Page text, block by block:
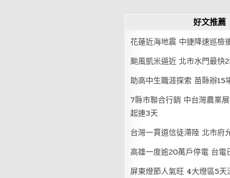
好文推薦
花蓮近海地震 中捷降速巡檢
颱風凱米逼近 北市水門最快
助高中生職涯探索 苗縣辦15
7縣市聯合行銷 中台灣農業
起連3天
台灣一貫道信徒滯陸 北市府
高雄一度逾20萬戶停電 台電
屏東燈節人氣旺 4大燈區5天